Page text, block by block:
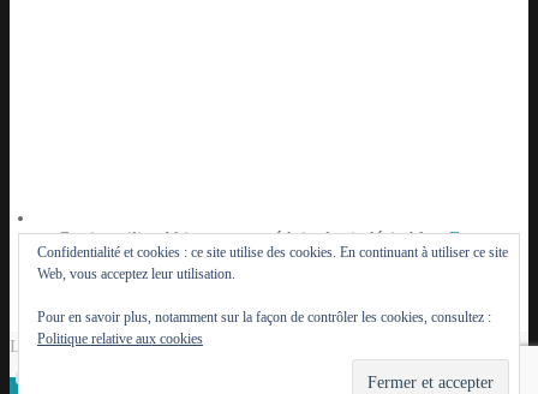
Ce site utilise Akismet pour réduire les indésirables.En
savoir plus sur la façon dont les données de vos
Le Lutèce du Parisien - 2014 - 2026
Confidentialité et cookies : ce site utilise des cookies. En continuant à utiliser ce site
Web, vous acceptez leur utilisation.
Pour en savoir plus, notamment sur la façon de contrôler les cookies, consultez :
Politique relative aux cookies